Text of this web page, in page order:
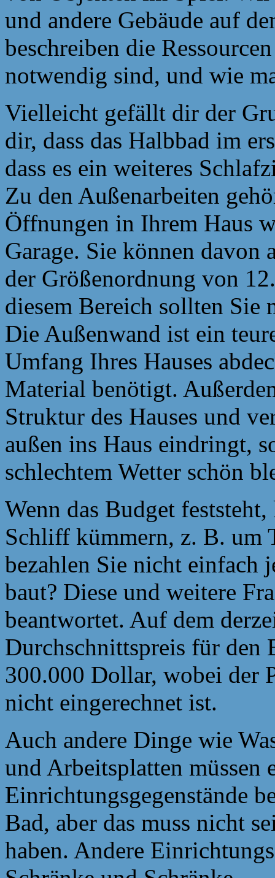
und andere Gebäude auf
beschreiben die
notwendig sind, und wie
Vielleicht gefällt dir der
dir, dass das Halbbad im
dass es ein weiteres
Zu den Außenarbeiten
Öffnungen in Ihrem Haus
Garage. Sie können davon
der Größenordnung von
diesem Bereich sollten Sie
Die Außenwand ist ein
Umfang Ihres Hauses
Material benötigt.
Struktur des Hauses und
außen ins Haus eindringt,
schlechtem Wetter schön
Wenn das Budget
Schliff kümmern, z. B. um
bezahlen Sie nicht einfach
baut? Diese und weitere
beantwortet. Auf dem
Durchschnittspreis für den
300.000 Dollar, wobei der
nicht eingerechnet ist.
Auch andere Dinge wie
und Arbeitsplatten müssen
Einrichtungsgegenstände
Bad, aber das muss nicht
haben. Andere